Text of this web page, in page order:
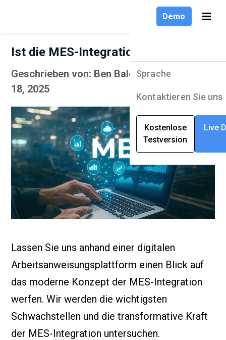
Demo
Produkte
Lösungen
Unternehmen
Ressourcen
Sprache
English
Deutsch
Français
Sprache
Kontaktieren Sie uns
Kostenlose
Testversion
Live
Ist die MES-Integration wichtig?
Geschrieben von: Ben Baldwin | September
18, 2025
Lassen Sie uns anhand einer digitalen
Arbeitsanweisungsplattform einen Blick auf
das moderne Konzept der MES-Integration
werfen. Wir werden die wichtigsten
Schwachstellen und die transformative Kraft
der MES-Integration untersuchen.